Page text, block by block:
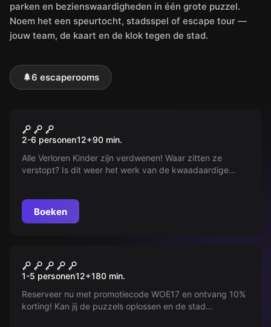
parken en bezienswaardigheden in één grote puzzel.
Noem het een speurtocht, stadsspel of escape tour —
jouw team, de kaart en de klok tegen de stad.
🌲6 escaperooms
Peter Pan : L'ombre Perdue
2-6 personen12+90 min.
Alle Verloren Kinder zijn verdwenen! Waar zitten ze
verstopt? Is dit weer het werk van de kwaadaardige
kan hij niet terug naar Neverland!
Boeken
World City Trail
1-5 personen12+180 min.
Reserveer nu met promotiecode WOE17 en ontvang 10%
korting! Kan jij de puzzels oplossen en de stad